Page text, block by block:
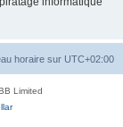
horaire sur UTC+02:00
Limited